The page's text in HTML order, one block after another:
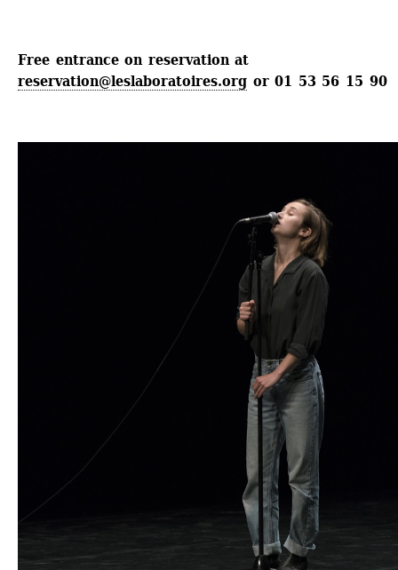
Free entrance on reservation at
reservation@leslaboratoires.org or 01 53 56 15 90